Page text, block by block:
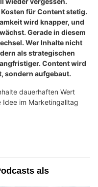
für Content stetig.
wird knapper, und
Gerade in diesem
Wer Inhalte nicht
als strategischen
Content wird
sondern aufgebaut.
dauerhaften Wert
Idee im Marketingalltag
als